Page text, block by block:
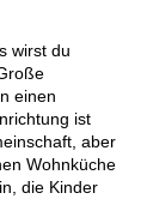
wirst du
einen
ist
aber
Wohnküche
die Kinder